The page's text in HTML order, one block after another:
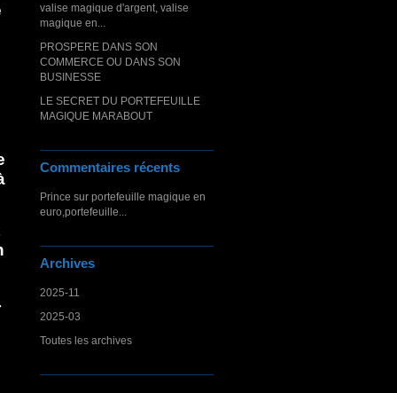
valise magique d'argent, valise
magique en...
PROSPERE DANS SON
COMMERCE OU DANS SON
BUSINESSE
LE SECRET DU PORTEFEUILLE
MAGIQUE MARABOUT
Commentaires récents
Prince sur portefeuille magique en
euro,portefeuille...
Archives
2025-11
2025-03
Toutes les archives